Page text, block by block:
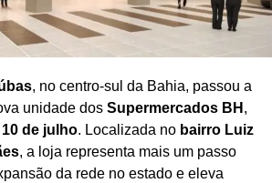
A expectativa é de que milhares de
da celebração ao longo dos cinco
a Flipelô como um dos
Redação Saiba+
, no centro-sul da Bahia, passou a
unidade dos Supermercados BH ,
10 de julho. Localizada no bairro Luiz
, a loja representa mais um passo
da rede no estado e eleva